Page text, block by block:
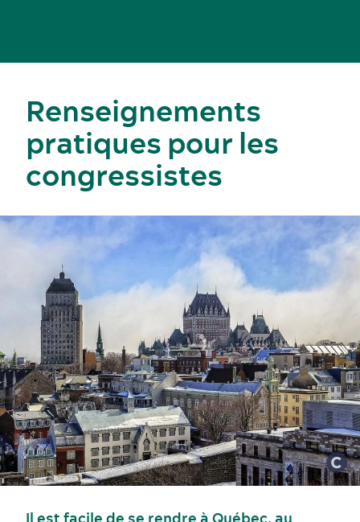
Congrès, réunions et expositions
Renseignements
pratiques pour les
congressistes